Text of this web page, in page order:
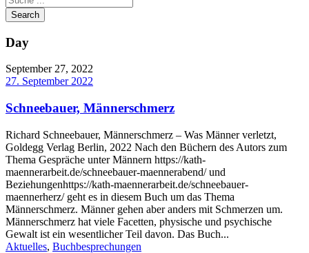
Day
September 27, 2022
27. September 2022
Schneebauer, Männerschmerz
Richard Schneebauer, Männerschmerz – Was Männer verletzt,
Goldegg Verlag Berlin, 2022 Nach den Büchern des Autors zum
Thema Gespräche unter Männern https://kath-
maennerarbeit.de/schneebauer-maennerabend/ und
Beziehungenhttps://kath-maennerarbeit.de/schneebauer-
maennerherz/ geht es in diesem Buch um das Thema
Männerschmerz. Männer gehen aber anders mit Schmerzen um.
Männerschmerz hat viele Facetten, physische und psychische
Gewalt ist ein wesentlicher Teil davon. Das Buch...
Aktuelles, Buchbesprechungen